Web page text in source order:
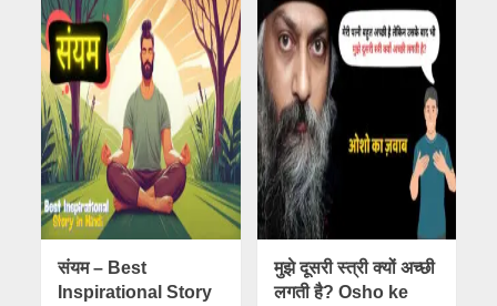
संयम – Best
Inspirational Story
मुझे दूसरी स्त्री क्यों अच्छी
लगती है? Osho ke